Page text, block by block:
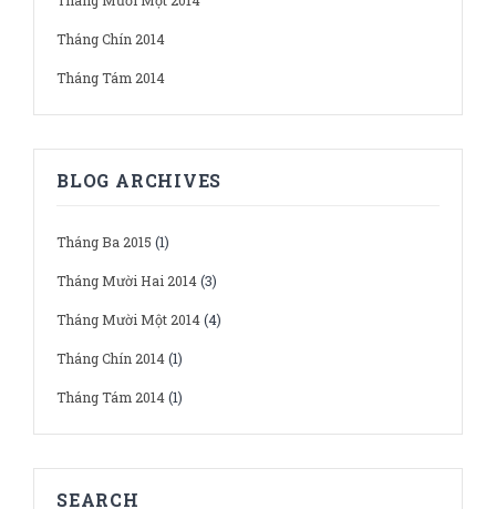
Tháng Chín 2014
Tháng Tám 2014
BLOG ARCHIVES
Tháng Ba 2015 (1)
Tháng Mười Hai 2014(3)
Tháng Mười Một 2014(4)
Tháng Chín 2014(1)
Tháng Tám 2014(1)
SEARCH